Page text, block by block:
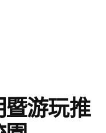
游玩推